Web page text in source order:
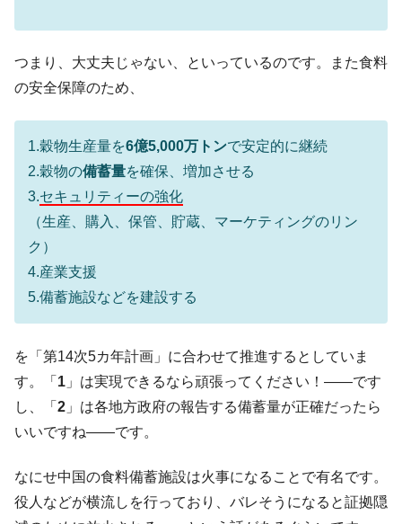
『Money1』
韓国鉄鋼最大手『POSCO』ズブズブ沈む。
営業利益80.2％も減少
にぶん殴る法案」提出！⇒ クーパン問題は合衆国企業に対
する差別。許してはおかぬ
『Money1』
韓国ボンクラ政策室長･金容範、株価暴落に
他人事のような発言。
『Money1』
韓国半導体『SKハイニックス』2026年2Qの
業績「史上最高益」当期純利益は前年同期比13.4倍に。
『Money1』
機 ⇒ 10.7兆では損が出るからできない。
『Money1』
【速報】韓国株式市場の暴落・本日07月29
発動！
『Money1』
IT産業は人を雇用する効果は低い。全産業の
半分未満しか雇用を生まない
Fact1
日本の誇る海洋資源調査船『白嶺』は先進技術の
夏の甲子園、優勝校を最も多く輩出している都道
府県とは？
つまり、大丈夫じゃない、といっているのです。また食料
の安全保障のため、
1.穀物生産量を6億5,000万トンで安定的に継続
2.穀物の備蓄量を確保、増加させる
3.セキュリティーの強化
（生産、購入、保管、貯蔵、マーケティングのリン
ク）
4.産業支援
5.備蓄施設などを建設する
を「第14次5カ年計画」に合わせて推進するとしていま
す。「 1 」は実現できるなら頑張ってください！――です
し、「 2 」は各地方政府の報告する備蓄量が正確だったら
いいですね――です。
なにせ中国の食料備蓄施設は火事になることで有名です。
役人などが横流しを行っており、バレそうになると証拠隠